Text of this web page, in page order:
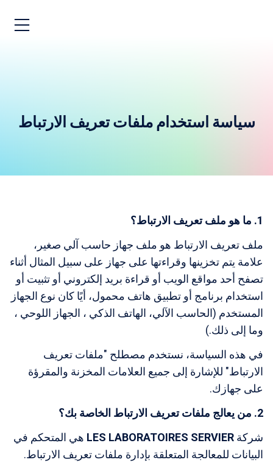
سياسة استخدام ملفات تعريف الارتباط
1. ما هو ملف تعريف الارتباط؟
ملف تعريف الارتباط هو ملف جهاز حاسب آلي صغير،
علامة يتم تخزينها وقراءتها على جهاز على سبيل المثال أثناء
تصفح أحد مواقع الويب أو قراءة بريد إلكتروني أو تثبيت أو
استخدام برنامج أو تطبيق هاتف محمول، أيًا كان نوع الجهاز
المستخدم (الحاسب الآلي، الهاتف الذكي ، الجهاز اللوحي ،
وما إلى ذلك.)
في هذه السياسة، نستخدم مصطلح "ملفات تعريف
الارتباط" للإشارة إلى جميع العلامات المخزنة والمقرؤة
على جهازك.
2. من يعالج ملفات تعريف الارتباط الخاصة بك؟
شركة LES LABORATOIRES SERVIER هي المتحكم في
البيانات للمعالجة المتعلقة بإدارة ملفات تعريف الارتباط.